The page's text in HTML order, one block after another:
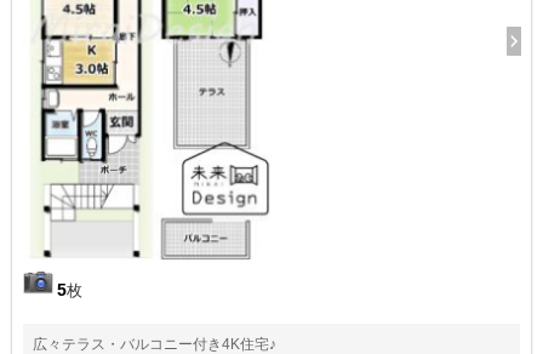
5枚
広々テラス・バルコニー付き4K住宅♪